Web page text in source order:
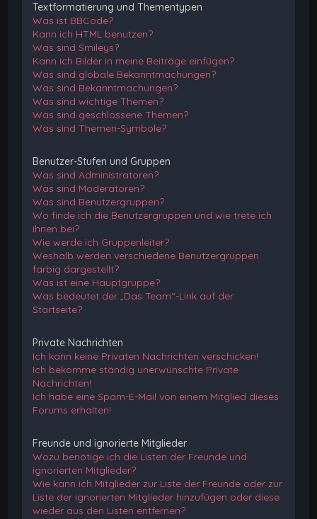
Textformatierung und Thementypen
Was ist BBCode?
Kann ich HTML benutzen?
Was sind Smileys?
Kann ich Bilder in meine Beiträge einfügen?
Was sind globale Bekanntmachungen?
Was sind Bekanntmachungen?
Was sind wichtige Themen?
Was sind geschlossene Themen?
Was sind Themen-Symbole?
Benutzer-Stufen und Gruppen
Was sind Administratoren?
Was sind Moderatoren?
Was sind Benutzergruppen?
Wo finde ich die Benutzergruppen und wie trete ich
ihnen bei?
Wie werde ich Gruppenleiter?
Weshalb werden verschiedene Benutzergruppen
farbig dargestellt?
Was ist eine Hauptgruppe?
Was bedeutet der „Das Team“-Link auf der
Startseite?
Private Nachrichten
Ich kann keine Privaten Nachrichten verschicken!
Ich bekomme ständig unerwünschte Private
Nachrichten!
Ich habe eine Spam-E-Mail von einem Mitglied dieses
Forums erhalten!
Freunde und ignorierte Mitglieder
Wozu benötige ich die Listen der Freunde und
ignorierten Mitglieder?
Wie kann ich Mitglieder zur Liste der Freunde oder zur
Liste der ignorierten Mitglieder hinzufügen oder diese
wieder aus den Listen entfernen?